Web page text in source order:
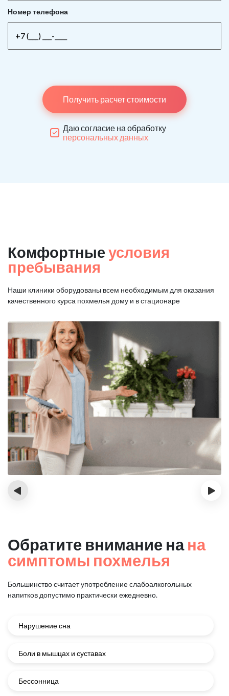
Номер телефона
Получить расчет стоимости
Даю согласие на обработку
персональных данных
Комфортные условия
пребывания
Наши клиники оборудованы всем необходимым для оказания
качественного курса похмелья дому и в стационаре
‹ ›
Обратите внимание нана
симптомы похмелья
Большинство считает употребление слабоалкогольных
напитков допустимо практически ежедневно.
Нарушение сна
Боли в мышцах и суставах
Бессонница